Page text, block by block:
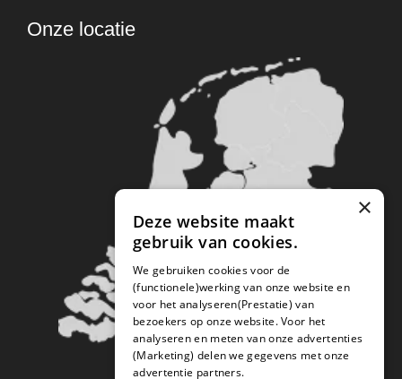
Onze locatie
×
Deze website maakt
gebruik van cookies.
We gebruiken cookies voor de
(functionele)werking van onze website en
voor het analyseren(Prestatie) van
bezoekers op onze website. Voor het
analyseren en meten van onze advertenties
(Marketing) delen we gegevens met onze
advertentie partners.